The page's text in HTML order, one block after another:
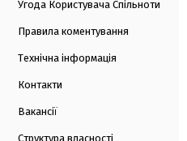
Угода Користувача Спільноти
Правила коментування
Технічна інформація
Контакти
Вакансії
Структура власності